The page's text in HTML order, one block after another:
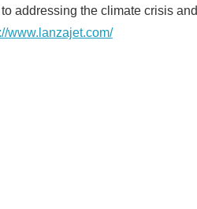
addressing the climate crisis and
www.lanzajet.com/